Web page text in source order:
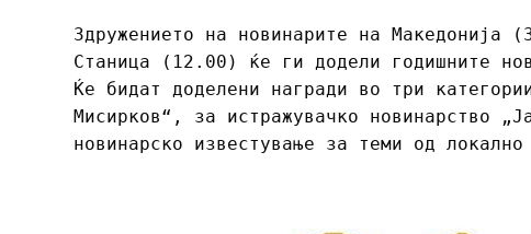
Здружението на новинарите на Македонија
Станица (12.00) ќе ги додели годишните
Ќе бидат доделени награди во три
Мисирков“, за истражувачко новинарство
новинарско известување за теми од